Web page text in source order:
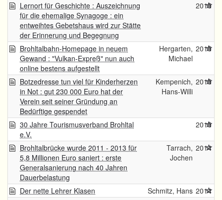
Lernort für Geschichte : Auszeichnung
für die ehemalige Synagoge : ein
entweihtes Gebetshaus wird zur Stätte
der Erinnerung und Begegnung
2015
Brohltalbahn-Homepage in neuem
Gewand : "Vulkan-Expreß" nun auch
online bestens aufgestellt
Hergarten,
Michael
2015
Botzedresse tun viel für Kinderherzen
in Not : gut 230 000 Euro hat der
Verein seit seiner Gründung an
Bedürftige gespendet
Kempenich,
Hans-Willi
2015
30 Jahre Tourismusverband Brohltal
e.V.
2015
Brohltalbrücke wurde 2011 - 2013 für
5,8 Millionen Euro saniert : erste
Generalsanierung nach 40 Jahren
Dauerbelastung
Tarrach,
Jochen
2014
Der nette Lehrer Klasen Schmitz, Hans 2014